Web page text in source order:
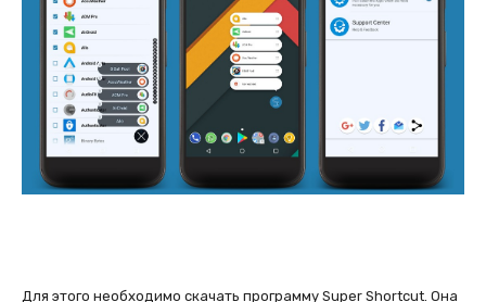
Для этого необходимо скачать программу Super Shortcut. Она